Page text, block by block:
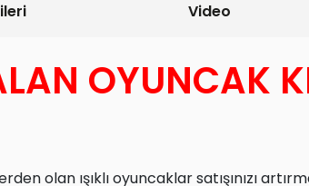
Video
OYUNCAK
olan ışıklı oyuncaklar satışınızı